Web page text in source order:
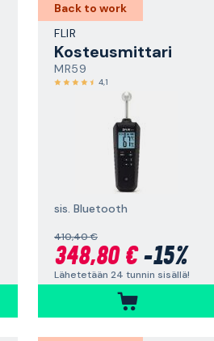
Back to work
FLIR
Kosteusmittari
MR59
4,1
sis. Bluetooth
410,40 €
348,80 €-15%
Lähetetään 24 tunnin sisällä!